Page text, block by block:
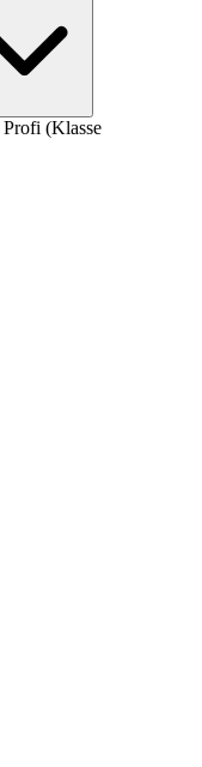
Profi (Klasse